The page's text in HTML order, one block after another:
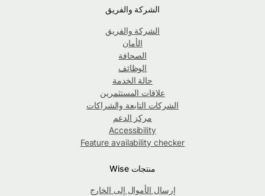
الشركة والفريق
الشركة والفريق
الأمان
الصحافة
الوظائف
حالة الخدمة
علاقات المستثمرين
الشركات التابعة والشراكات
مركز الدعم
Accessibility
Feature availability checker
منتجات Wise
إرسال الأموال إلى الخارج